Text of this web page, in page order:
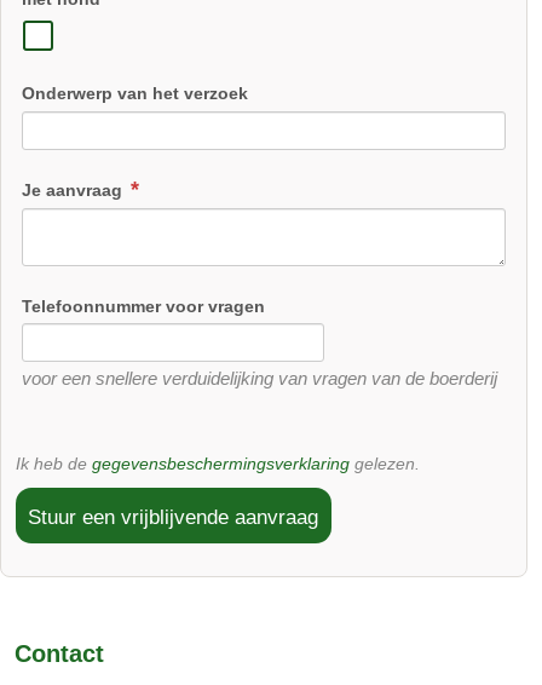
Onderwerp van het verzoek
Je aanvraag
Telefoonnummer voor vragen
voor een snellere verduidelijking van vragen van de boerderij
Ik heb de gegevensbeschermingsverklaring gelezen.
Stuur een vrijblijvende aanvraag
Contact